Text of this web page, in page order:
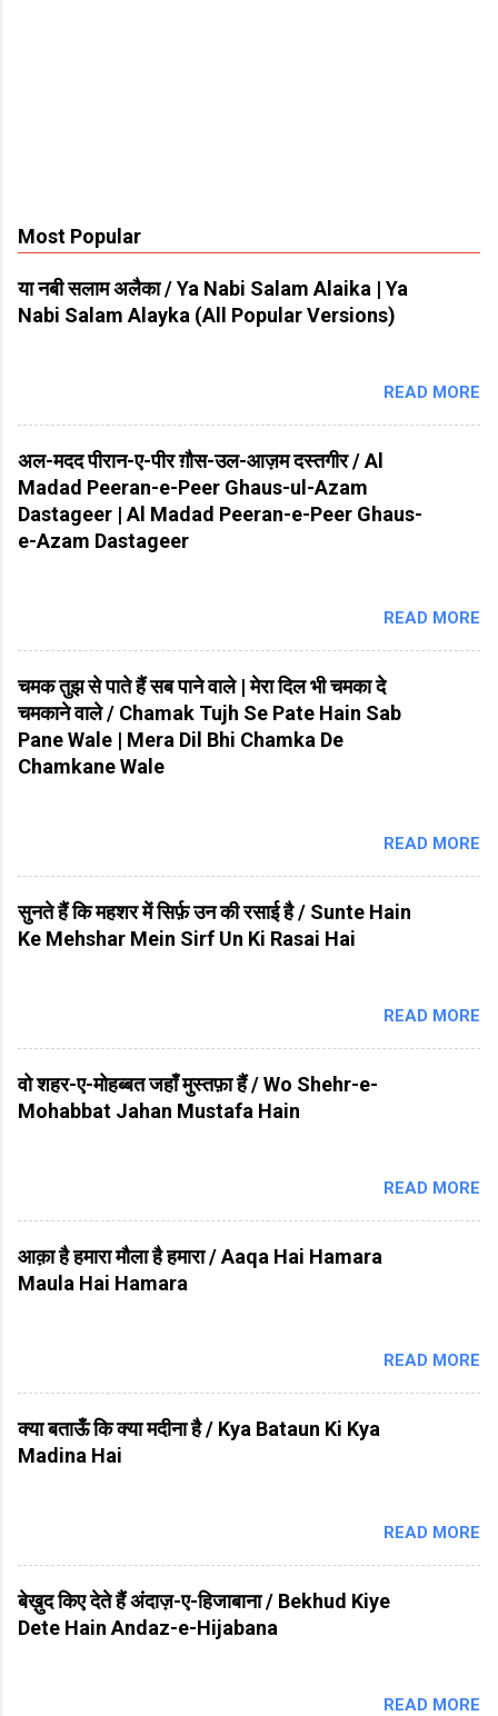
Most Popular
या नबी सलाम अलैका / Ya Nabi Salam Alaika | Ya
Nabi Salam Alayka (All Popular Versions)
READ MORE
अल-मदद पीरान-ए-पीर ग़ौस-उल-आज़म दस्तगीर / Al
Madad Peeran-e-Peer Ghaus-ul-Azam
Dastageer | Al Madad Peeran-e-Peer Ghaus-
e-Azam Dastageer
READ MORE
चमक तुझ से पाते हैं सब पाने वाले | मेरा दिल भी चमका दे
चमकाने वाले / Chamak Tujh Se Pate Hain Sab
Pane Wale | Mera Dil Bhi Chamka De
Chamkane Wale
READ MORE
सुनते हैं कि महशर में सिर्फ़ उन की रसाई है / Sunte Hain
Ke Mehshar Mein Sirf Un Ki Rasai Hai
READ MORE
वो शहर-ए-मोहब्बत जहाँ मुस्तफ़ा हैं / Wo Shehr-e-
Mohabbat Jahan Mustafa Hain
READ MORE
आक़ा है हमारा मौला है हमारा / Aaqa Hai Hamara
Maula Hai Hamara
READ MORE
क्या बताऊँ कि क्या मदीना है / Kya Bataun Ki Kya
Madina Hai
READ MORE
बेख़ुद किए देते हैं अंदाज़-ए-हिजाबाना / Bekhud Kiye
Dete Hain Andaz-e-Hijabana
READ MORE